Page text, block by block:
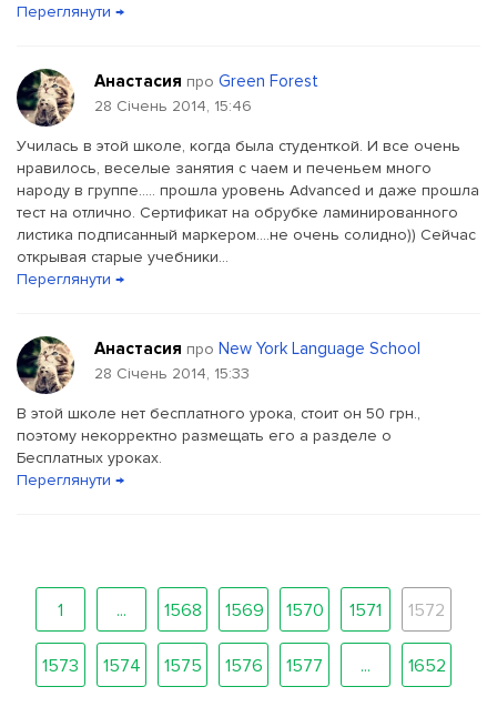
Переглянути →
Анастасия про Green Forest
28 Січень 2014, 15:46
Училась в этой школе, когда была студенткой. И все очень
нравилось, веселые занятия с чаем и печеньем много
народу в группе..... прошла уровень Advanced и даже прошла
тест на отлично. Сертификат на обрубке ламинированного
листика подписанный маркером....не очень солидно)) Сейчас
открывая старые учебники...
Переглянути →
Анастасия про New York Language School
28 Січень 2014, 15:33
В этой школе нет бесплатного урока, стоит он 50 грн.,
поэтому некорректно размещать его а разделе о
Бесплатных уроках.
Переглянути →
1 ... 1568 1569 1570 1571 1572
1573 1574 1575 1576 1577 ... 1652